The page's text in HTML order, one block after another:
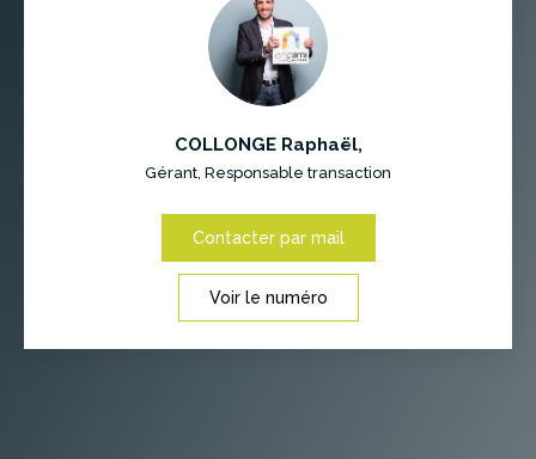
COLLONGE Raphaël,
Gérant, Responsable transaction
Contacter par mail
Voir le numéro